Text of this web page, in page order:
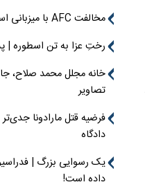
مخالفت AFC با میزبانی استقلال در عراق
رختِ عزا به تن اسطوره |
خانه مجلل محمد صلاح،
تصاویر
فرضیه قتل مارادونا
دادگاه
یک رسوایی بزرگ |
داده است!